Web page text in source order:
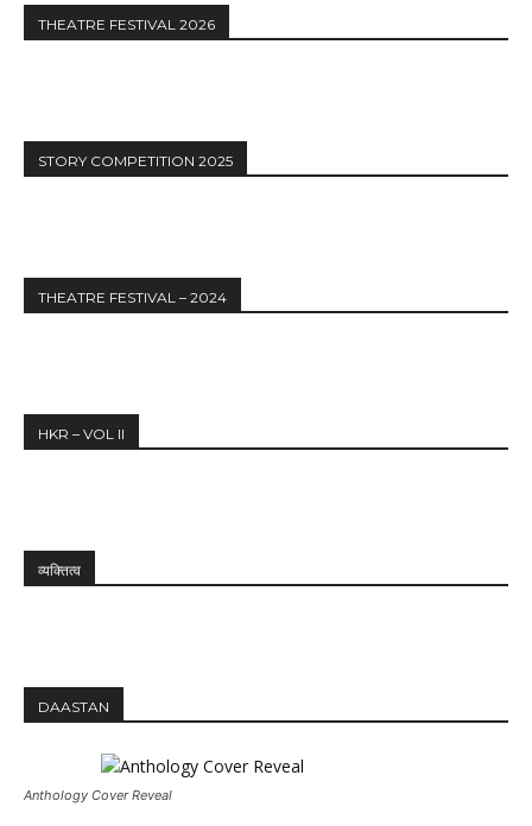
THEATRE FESTIVAL 2026
STORY COMPETITION 2025
THEATRE FESTIVAL – 2024
HKR – VOL II
व्यक्तित्व
DAASTAN
Anthology Cover Reveal